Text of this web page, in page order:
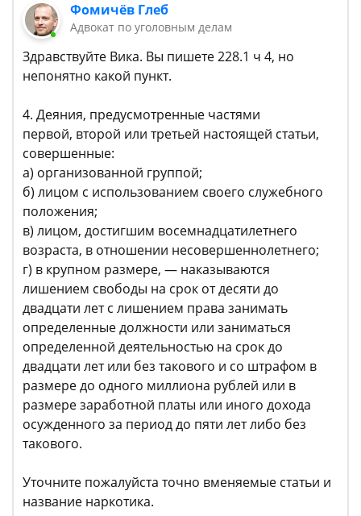
Фомичёв Глеб
Адвокат по уголовным делам
Здравствуйте Вика. Вы пишете 228.1 ч 4, но
непонятно какой пункт.
4. Деяния, предусмотренные частями
первой, второй или третьей настоящей статьи,
совершенные:
а) организованной группой;
б) лицом с использованием своего служебного
положения;
в) лицом, достигшим восемнадцатилетнего
возраста, в отношении несовершеннолетнего;
г) в крупном размере, — наказываются
лишением свободы на срок от десяти до
двадцати лет с лишением права занимать
определенные должности или заниматься
определенной деятельностью на срок до
двадцати лет или без такового и со штрафом в
размере до одного миллиона рублей или в
размере заработной платы или иного дохода
осужденного за период до пяти лет либо без
такового.
Уточните пожалуйста точно вменяемые статьи и
название наркотика.